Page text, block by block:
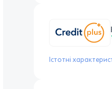
Істотні